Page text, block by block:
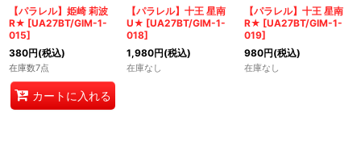
【パラレル】姫崎 莉波
R★ [UA27BT/GIM-1-
015]
380円(税込)
在庫数7点
カートに入れる
【パラレル】十王 星南
U★ [UA27BT/GIM-1-
018]
1,980円(税込)
在庫なし
【パラレル】十王 星南
R★ [UA27BT/GIM-1-
019]
980円(税込)
在庫なし